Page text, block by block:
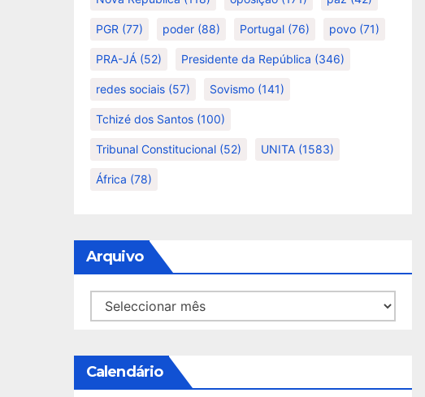
PGR (77) poder (88) Portugal (76) povo (71)
PRA-JÁ (52) Presidente da República (346)
redes sociais (57) Sovismo (141)
Tchizé dos Santos (100)
Tribunal Constitucional (52) UNITA (1583)
África (78)
Arquivo
Arquivo
Calendário